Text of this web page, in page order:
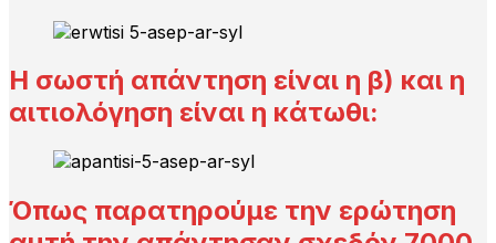
Η σωστή απάντηση είναι η β) και η
αιτιολόγηση είναι η κάτωθι:
Όπως παρατηρούμε την ερώτηση